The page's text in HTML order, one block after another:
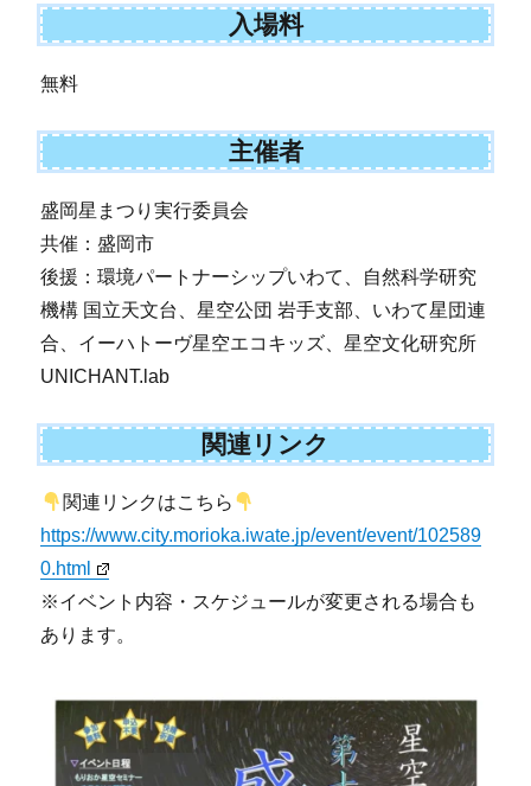
入場料
無料
主催者
盛岡星まつり実行委員会
共催：盛岡市
後援：環境パートナーシップいわて、自然科学研究
機構 国立天文台、星空公団 岩手支部、いわて星団連
合、イーハトーヴ星空エコキッズ、星空文化研究所
UNICHANT.lab
関連リンク
関連リンクはこちら
https://www.city.morioka.iwate.jp/event/event/102589
0.html
※イベント内容・スケジュールが変更される場合も
あります。